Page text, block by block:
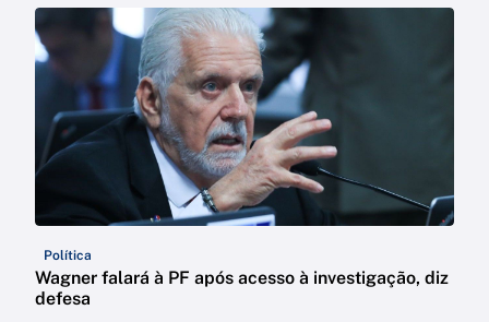
Política
Wagner falará à PF após acesso à investigação, diz
defesa